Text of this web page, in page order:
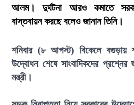
আলম। দুর্ঘটনা আরও কমাতে
বাস্তবায়ন করছে বলেও জানান তিনি।
শনিবার (৮ আগস্ট) বিকেলে
উদ্বোধন শেষে সাংবাদিকদের
মন্ত্রী।